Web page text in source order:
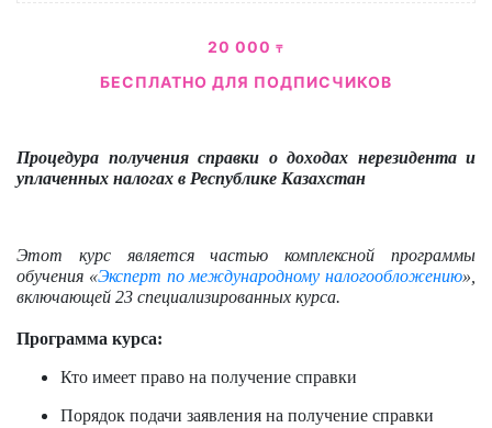
20 000 ₸
БЕСПЛАТНО ДЛЯ ПОДПИСЧИКОВ
Процедура получения справки о доходах нерезидента и
уплаченных налогах в Республике Казахстан
Этот курс является частью комплексной программы
обучения «Эксперт по международному налогообложению»,
включающей 23 специализированных курса.
Программа курса:
Кто имеет право на получение справки
Порядок подачи заявления на получение справки